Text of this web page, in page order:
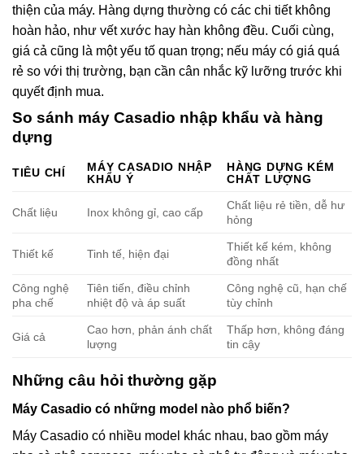
thiện của máy. Hàng dựng thường có các chi tiết không
hoàn hảo, như vết xước hay hàn không đều. Cuối cùng,
giá cả cũng là một yếu tố quan trọng; nếu máy có giá quá
rẻ so với thị trường, bạn cần cân nhắc kỹ lưỡng trước khi
quyết định mua.
So sánh máy Casadio nhập khẩu và hàng
dựng
TIÊU CHÍ
MÁY CASADIO NHẬP
KHẨU Ý
HÀNG DỰNG KÉM
CHẤT LƯỢNG
Chất liệu Inox không gỉ, cao cấp
Chất liệu rẻ tiền, dễ hư
hỏng
Thiết kế Tinh tế, hiện đại
Thiết kế kém, không
đồng nhất
Công nghệ
pha chế
Tiên tiến, điều chỉnh
nhiệt độ và áp suất
Công nghệ cũ, hạn chế
tùy chỉnh
Giá cả
Cao hơn, phản ánh chất
lượng
Thấp hơn, không đáng
tin cậy
Những câu hỏi thường gặp
Máy Casadio có những model nào phổ biến?
Máy Casadio có nhiều model khác nhau, bao gồm máy